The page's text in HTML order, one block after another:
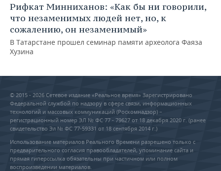
Рифкат Минниханов: «Как бы ни говорили,
что незаменимых людей нет, но, к
сожалению, он незаменимый»
В Татарстане прошел семинар памяти археолога Фаяза
Хузина
© 2015 - 2026 Сетевое издание «Реальное время» Зарегистрировано
Федеральной службой по надзору в сфере связи, информационных
технологий и массовых коммуникаций (Роскомнадзор) –
регистрационный номер ЭЛ № ФС 77 - 79627 от 18 декабря 2020 г. (ранее
свидетельство Эл № ФС 77-59331 от 18 сентября 2014 г.)
Использование материалов Реального Времени разрешено только с
предварительного согласия правообладателей, упоминание сайта и
прямая гиперссылка обязательны при частичном или полном
воспроизведении материалов.